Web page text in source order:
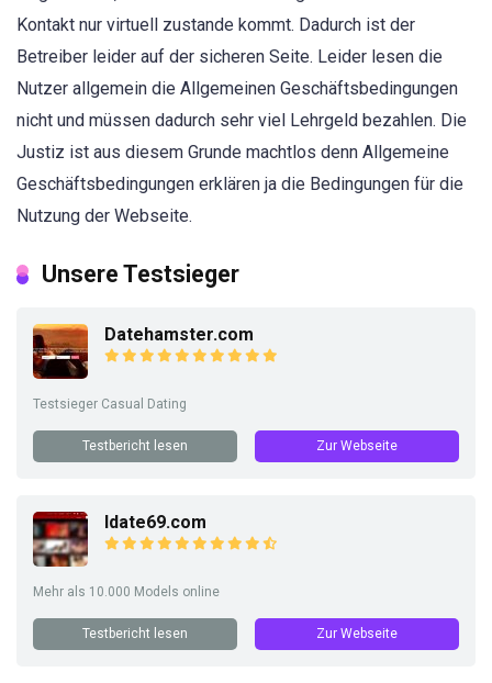
Kontakt nur virtuell zustande kommt. Dadurch ist der
Betreiber leider auf der sicheren Seite. Leider lesen die
Nutzer allgemein die Allgemeinen Geschäftsbedingungen
nicht und müssen dadurch sehr viel Lehrgeld bezahlen. Die
Justiz ist aus diesem Grunde machtlos denn Allgemeine
Geschäftsbedingungen erklären ja die Bedingungen für die
Nutzung der Webseite.
Unsere Testsieger
Datehamster.com
Testsieger Casual Dating
Testbericht lesen Zur Webseite
Idate69.com
Mehr als 10.000 Models online
Testbericht lesen Zur Webseite